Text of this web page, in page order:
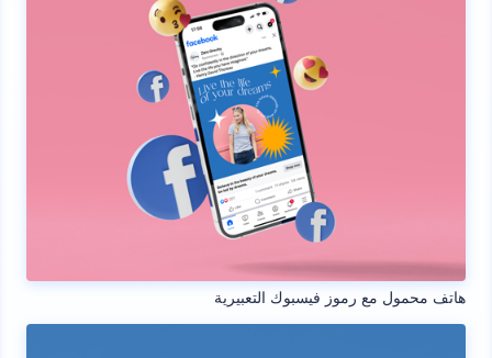
هاتف محمول مع رموز فيسبوك التعبيرية